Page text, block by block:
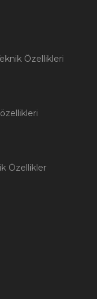
Özellikleri
Özellikler